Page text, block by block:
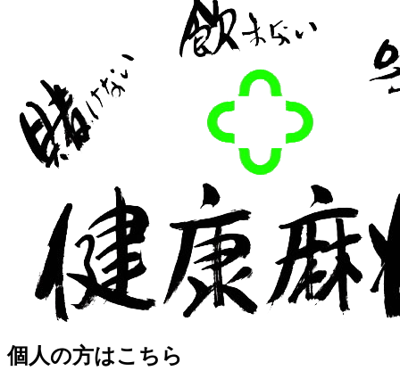
個人の方はこちら